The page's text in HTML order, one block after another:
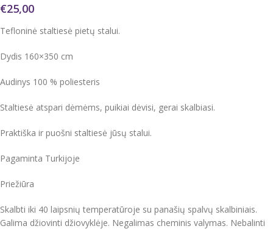
€25,00
Tefloninė staltiesė pietų stalui.
Dydis 160×350 cm
Audinys 100 % poliesteris
Staltiesė atspari dėmėms, puikiai dėvisi, gerai skalbiasi.
Praktiška ir puošni staltiesė jūsų stalui.
Pagaminta Turkijoje
Priežiūra
Skalbti iki 40 laipsnių temperatūroje su panašių spalvų skalbiniais.
Galima džiovinti džiovyklėje. Negalimas cheminis valymas. Nebalinti